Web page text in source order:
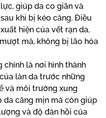
giúp da co giãn và
khi bị kéo căng. Điều
hiện của vết rạn da,
mà, không bị lão hóa
chính là nơi hình thành
làn da trước những
và môi trường xung
da căng mịn mà còn giúp
và độ đàn hồi của